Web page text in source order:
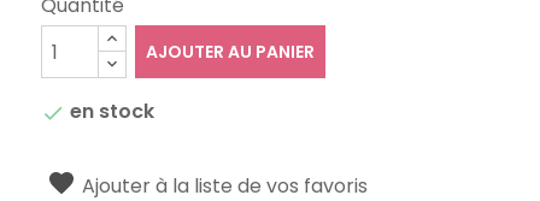
AJOUTER AU PANIER
 en stock
Ajouter à la liste de vos favoris